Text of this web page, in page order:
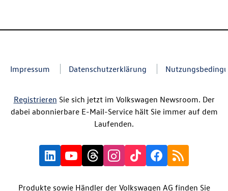
Impressum Datenschutzerklärung
Registrieren Sie sich jetzt im Volkswagen Newsroom. Der
dabei abonnierbare E-Mail-Service hält Sie immer auf dem
Laufenden.
Produkte sowie Händler der Volkswagen AG finden Sie